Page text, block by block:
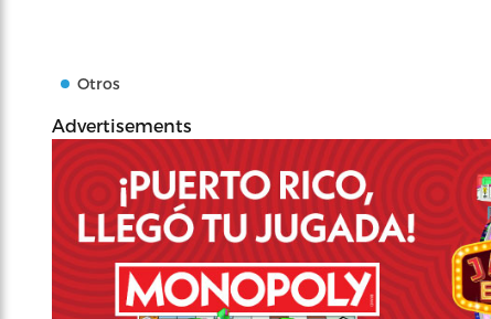
Otros
Advertisements